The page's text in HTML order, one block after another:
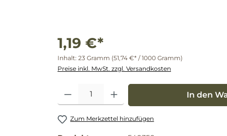
1,19 €*
Inhalt: 23 Gramm (51,74 €* / 1000 Gramm)
Preise inkl. MwSt. zzgl. Versandkosten
Produkt Anzahl: Gib den gewünschten Wert ein oder
In den
Zum Merkzettel hinzufügen